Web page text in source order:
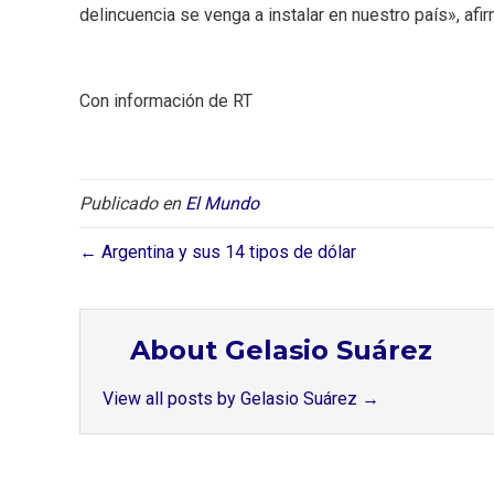
delincuencia se venga a instalar en nuestro país»,
Con información de RT
Publicado en El Mundo
← Argentina y sus 14 tipos de dólar
About Gelasio Suárez
View all posts by Gelasio Suárez →